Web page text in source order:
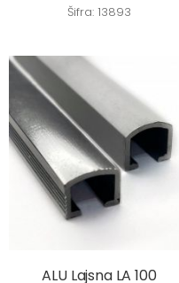
Šifra: 13893
ALU Lajsna LA 100